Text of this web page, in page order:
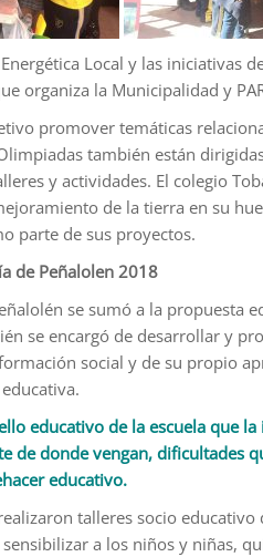
Local y las iniciativas
organiza la Municipalidad y
promover temáticas
también están
y actividades. El colegio
de la tierra en su
parte de sus proyectos.
de Peñalolen 2018
se sumó a la propuesta
se encargó de desarrollar y
social y de su propio
educativo de la escuela que
de donde vengan, dificultades
educativo.
talleres socio
a los niños y niñas,